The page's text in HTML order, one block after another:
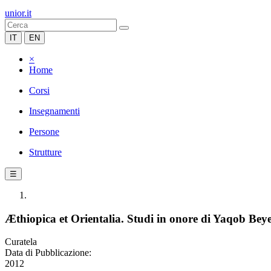
unior.it
IT EN
×
Home
Corsi
Insegnamenti
Persone
Strutture
☰
Æthiopica et Orientalia. Studi in onore di Yaqob
Curatela
Data di Pubblicazione:
2012